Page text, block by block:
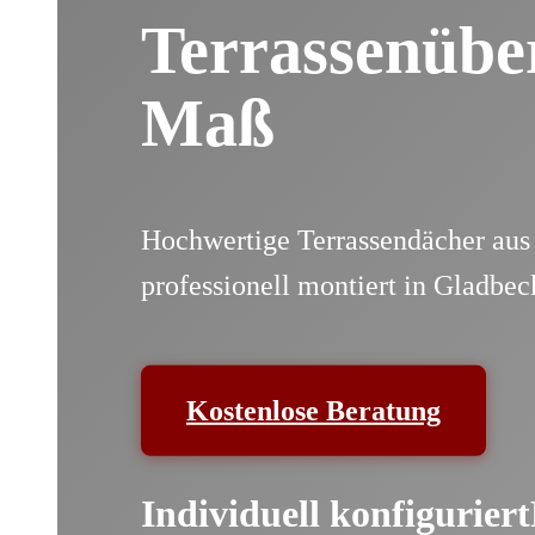
Maß
Hochwertige Terrassendächer
professionell montiert in
Kostenlose Beratung
Individuell konfiguriert